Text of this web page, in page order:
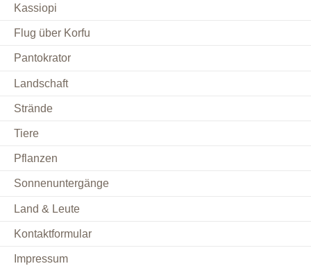
Kassiopi
Flug über Korfu
Pantokrator
Landschaft
Strände
Tiere
Pflanzen
Sonnenuntergänge
Land & Leute
Kontaktformular
Impressum